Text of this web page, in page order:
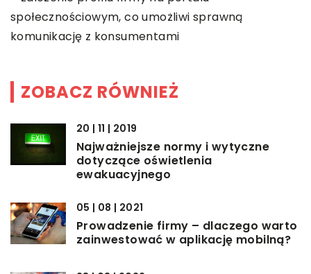
społecznościowym, co umożliwi sprawną
komunikację z konsumentami
ZOBACZ RÓWNIEŻ
20 | 11 | 2019
Najważniejsze normy i wytyczne
dotyczące oświetlenia
ewakuacyjnego
05 | 08 | 2021
Prowadzenie firmy – dlaczego warto
zainwestować w aplikację mobilną?